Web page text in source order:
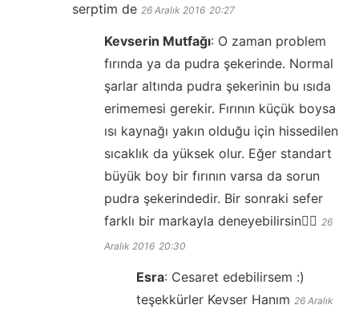
serptim de 26 Aralık 2016 20:27
Kevserin Mutfağı: O zaman problem
fırında ya da pudra şekerinde. Normal
şarlar altında pudra şekerinin bu ısıda
erimemesi gerekir. Fırının küçük boysa
ısı kaynağı yakın olduğu için hissedilen
sıcaklık da yüksek olur. Eğer standart
büyük boy bir fırının varsa da sorun
pudra şekerindedir. Bir sonraki sefer
farklı bir markayla deneyebilirsin👍🏻 26
Aralık 2016 20:30
Esra: Cesaret edebilirsem :)
teşekkürler Kevser Hanım 26 Aralık